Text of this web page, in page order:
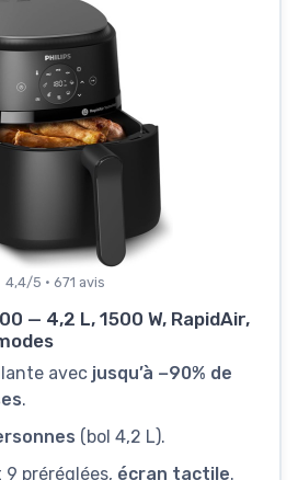
4,4/5 · 671 avis
— 4,2 L, 1500 W, RapidAir,
avec jusqu’à −90% de
.
(bol 4,2 L).
9 préréglées, écran tactile.